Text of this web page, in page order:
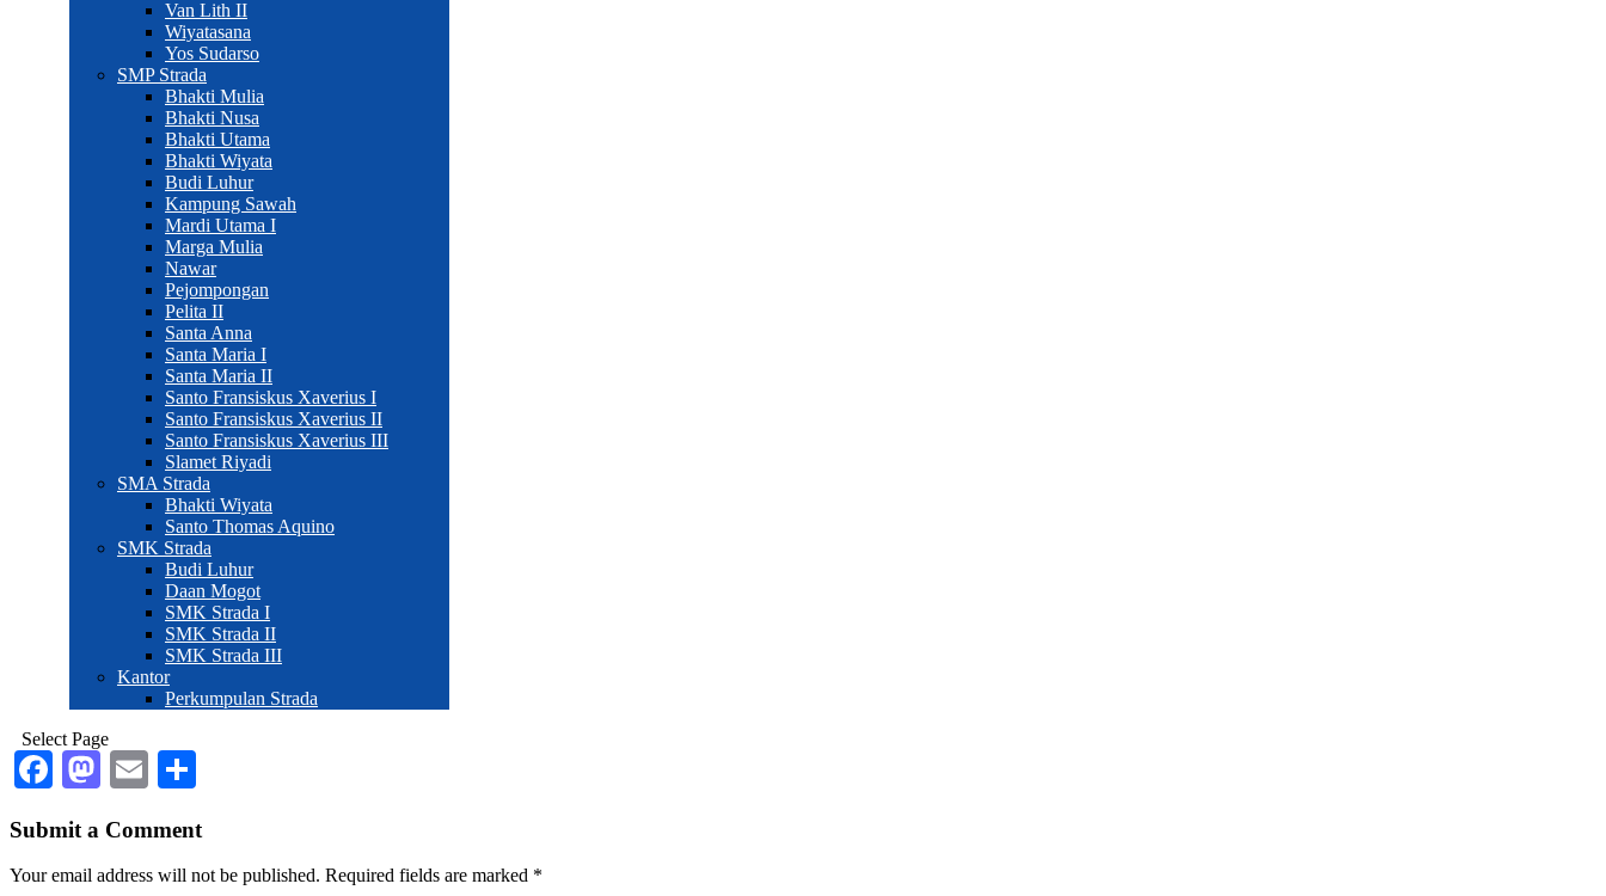
Van Lith II
Wiyatasana
Yos Sudarso
SMP Strada
Bhakti Mulia
Bhakti Nusa
Bhakti Utama
Bhakti Wiyata
Budi Luhur
Kampung Sawah
Mardi Utama I
Marga Mulia
Nawar
Pejompongan
Pelita II
Santa Anna
Santa Maria I
Santa Maria II
Santo Fransiskus Xaverius I
Santo Fransiskus Xaverius II
Santo Fransiskus Xaverius III
Slamet Riyadi
SMA Strada
Bhakti Wiyata
Santo Thomas Aquino
SMK Strada
Budi Luhur
Daan Mogot
SMK Strada I
SMK Strada II
SMK Strada III
Kantor
Perkumpulan Strada
Select Page
Facebook
Mastodon
Email
Submit a Comment
Your email address will not be published. Required fields are marked *